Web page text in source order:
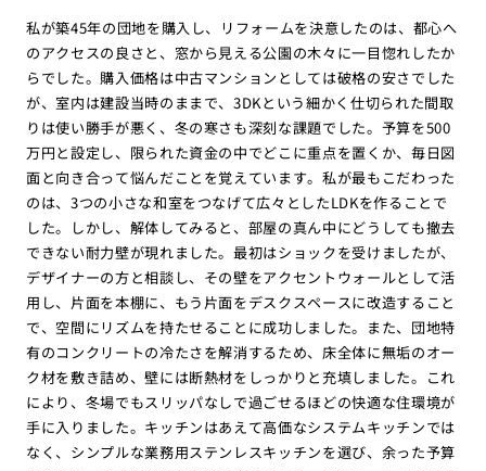
私が築45年の団地を購入し、リフォームを決意したのは、都心へ
のアクセスの良さと、窓から見える公園の木々に一目惚れしたか
らでした。購入価格は中古マンションとしては破格の安さでした
が、室内は建設当時のままで、3DKという細かく仕切られた間取
りは使い勝手が悪く、冬の寒さも深刻な課題でした。予算を500
万円と設定し、限られた資金の中でどこに重点を置くか、毎日図
面と向き合って悩んだことを覚えています。私が最もこだわった
のは、3つの小さな和室をつなげて広々としたLDKを作ることで
した。しかし、解体してみると、部屋の真ん中にどうしても撤去
できない耐力壁が現れました。最初はショックを受けましたが、
デザイナーの方と相談し、その壁をアクセントウォールとして活
用し、片面を本棚に、もう片面をデスクスペースに改造すること
で、空間にリズムを持たせることに成功しました。また、団地特
有のコンクリートの冷たさを解消するため、床全体に無垢のオー
ク材を敷き詰め、壁には断熱材をしっかりと充填しました。これ
により、冬場でもスリッパなしで過ごせるほどの快適な住環境が
手に入りました。キッチンはあえて高価なシステムキッチンでは
なく、シンプルな業務用ステンレスキッチンを選び、余った予算